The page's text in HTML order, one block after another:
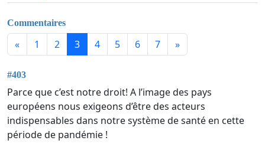
Commentaires
« 1 2 3 4 5 6 7 »
#403
Parce que c’est notre droit! A l’image des pays
européens nous exigeons d’être des acteurs
indispensables dans notre système de santé en cette
période de pandémie !